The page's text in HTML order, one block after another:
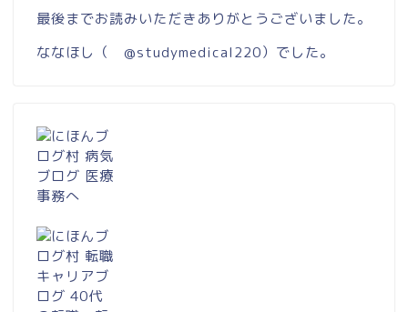
最後までお読みいただきありがとうございました。
ななほし（ @studymedical220）でした。